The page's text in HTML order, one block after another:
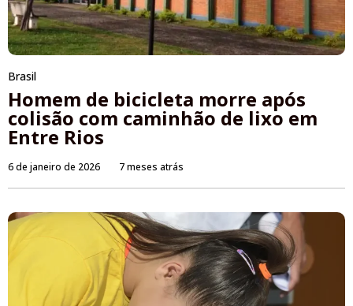
Brasil
Homem de bicicleta morre após
colisão com caminhão de lixo em
Entre Rios
6 de janeiro de 2026 7 meses atrás